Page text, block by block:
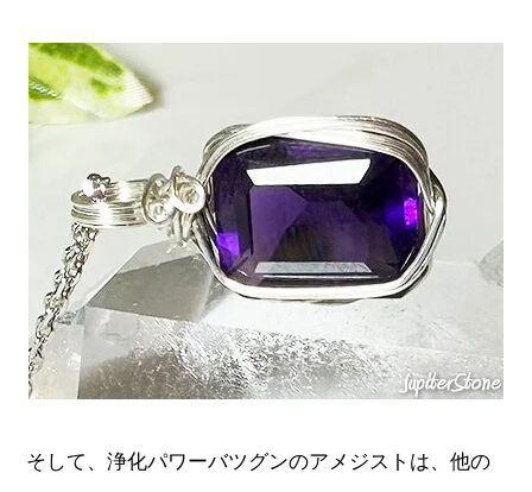
そして、浄化パワーバツグンのアメジストは、他の